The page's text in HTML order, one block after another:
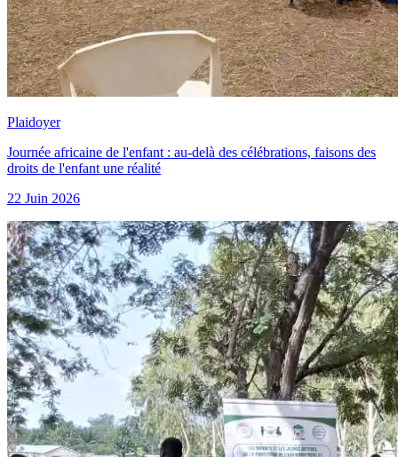
Plaidoyer
Journée africaine de l'enfant : au-delà des célébrations, faisons des
droits de l'enfant une réalité
22 Juin 2026